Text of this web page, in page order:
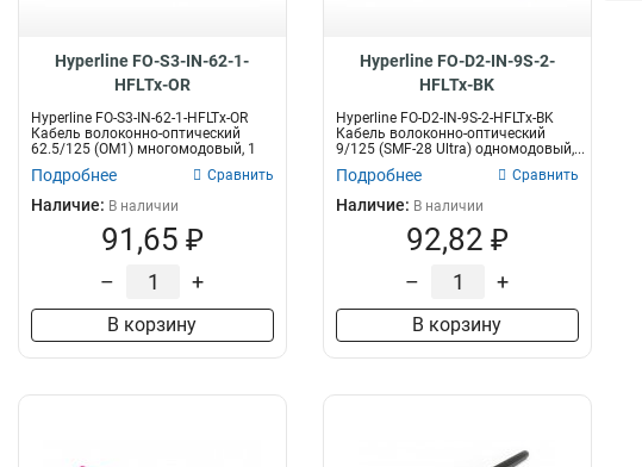
Hyperline FO-S3-IN-62-1-
HFLTx-OR
Hyperline FO-S3-IN-62-1-HFLTx-OR
Кабель волоконно-оптический
62.5/125 (OM1) многомодовый, 1
Подробнее Сравнить
Наличие: В наличии
91,65 ₽
– +
В корзину
Hyperline FO-D2-IN-9S-2-
HFLTx-BK
Hyperline FO-D2-IN-9S-2-HFLTx-BK
Кабель волоконно-оптический
9/125 (SMF-28 Ultra) одномодовый,...
Подробнее Сравнить
Наличие: В наличии
92,82 ₽
– +
В корзину